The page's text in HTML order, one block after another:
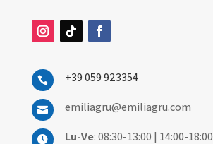
 +39 059 923354
 emiliagru@emiliagru.com
 Lu-Ve: 08:30-13:00 | 14:00-18:00